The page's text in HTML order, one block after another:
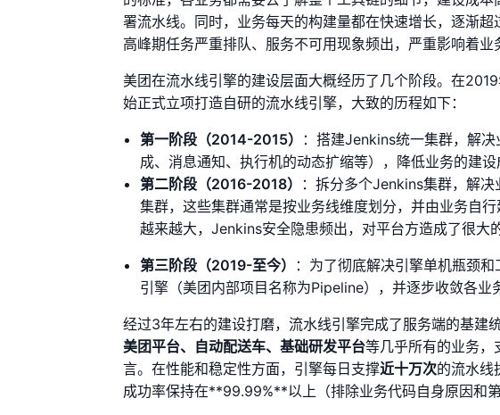
署流水线。同时，业务每天的构建量都在快速增长，逐渐
高峰期任务严重排队、服务不可用现象频出，严重影响着业
美团在流水线引擎的建设层面大概经历了几个阶段。在
始正式立项打造自研的流水线引擎，大致的历程如下：
第一阶段（2014-2015）
：搭建Jenkins统一集群，解
成、消息通知、执行机的动态扩缩等），降低业务的建设
第二阶段（2016-2018）
：拆分多个Jenkins集群，解
集群，这些集群通常是按业务线维度划分，并由业务自
越来越大，Jenkins安全隐患频出，对平台方造成了很大
第三阶段（2019-至今）
：为了彻底解决引擎单机瓶颈
引擎（美团内部项目名称为Pipeline），并逐步收敛各业
经过3年左右的建设打磨，流水线引擎完成了服务端的基建
美团平台、自动配送车、基础研发平台等几乎所有的业务
言。在性能和稳定性方面，引擎每日支撑近十万次的流水线
成功率保持在**99.99%**以上（排除业务代码自身原因和第